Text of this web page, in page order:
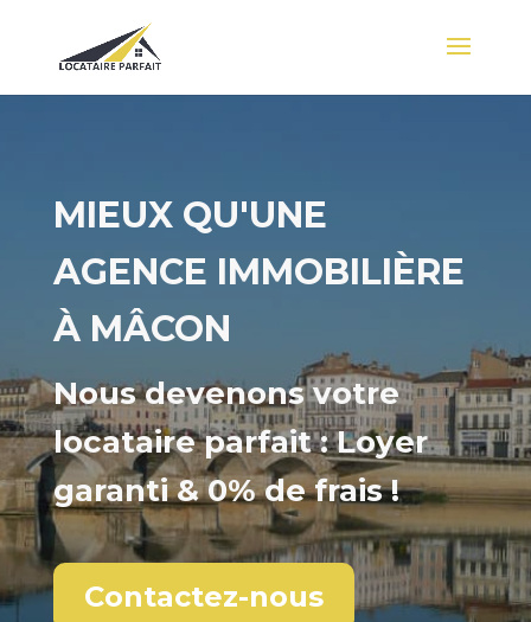
MIEUX QU'UNE
AGENCE IMMOBILIÈRE
À MÂCON
Nous devenons votre
locataire parfait : Loyer
garanti & 0% de frais !
Contactez-nous